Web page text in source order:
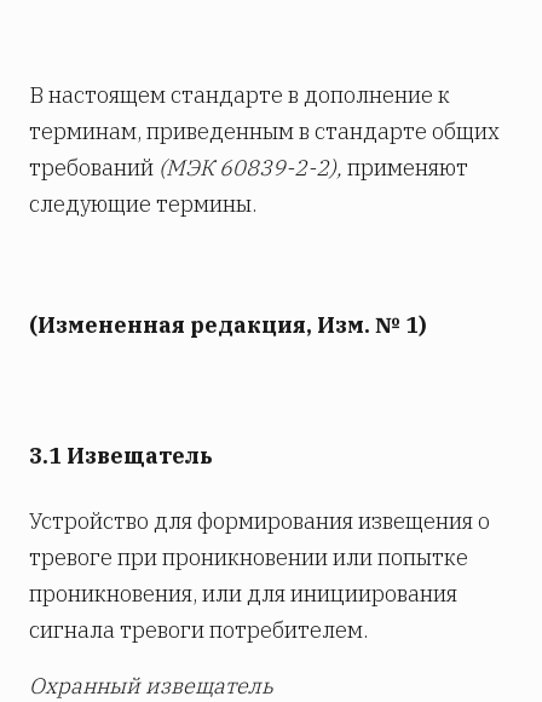
В настоящем стандарте в дополнение к
терминам, приведенным в стандарте общих
требований (МЭК 60839-2-2), применяют
следующие термины.
(Измененная редакция, Изм. № 1)
3.1 Извещатель
Устройство для формирования извещения о
тревоге при проникновении или попытке
проникновения, или для инициирования
сигнала тревоги потребителем.
Охранный извещатель